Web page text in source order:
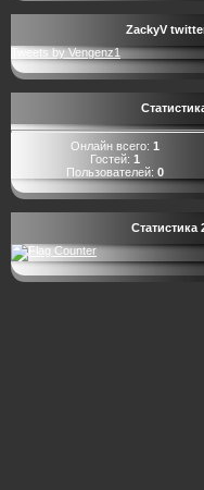
ZackyV
Tweets by Vengenz1
Онлайн всего: 1
Гостей: 1
Пользователей: 0
Статистика